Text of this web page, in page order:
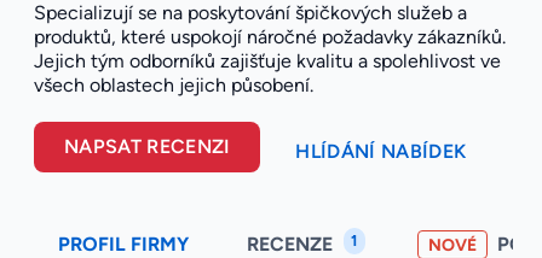
Specializují se na poskytování špičkových služeb a
produktů, které uspokojí náročné požadavky zákazníků.
Jejich tým odborníků zajišťuje kvalitu a spolehlivost ve
všech oblastech jejich působení.
NAPSAT RECENZI HLÍDÁNÍ NABÍDEK
PROFIL FIRMY RECENZE 1 NOVÉ